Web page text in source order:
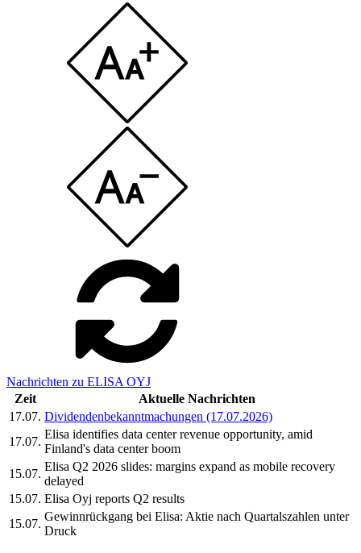
Nachrichten zu ELISA OYJ
Zeit
Aktuelle Nachrichten
17.07. Dividendenbekanntmachungen (17.07.2026)
17.07.
Elisa identifies data center revenue opportunity, amid
Finland's data center boom
15.07.
Elisa Q2 2026 slides: margins expand as mobile recovery
delayed
15.07. Elisa Oyj reports Q2 results
15.07.
Gewinnrückgang bei Elisa: Aktie nach Quartalszahlen unter
Druck